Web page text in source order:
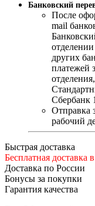
Банковский
После
mail
других
платежей
Сбербанк
Отправка
рабочий
Быстрая доставка
Бесплатная
Доставка по России
Бонусы за покупки
Гарантия качества